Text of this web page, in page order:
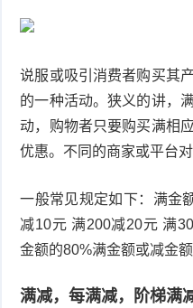
说服或吸引消费者购买其
的一种活动。狭义的讲，
动，购物者只要购买满相
优惠。不同的商家或平台
一般常见规定如下：满金
减10元 满200减20元 满
金额的80%满金额或减金额
满减，每满减，阶梯满